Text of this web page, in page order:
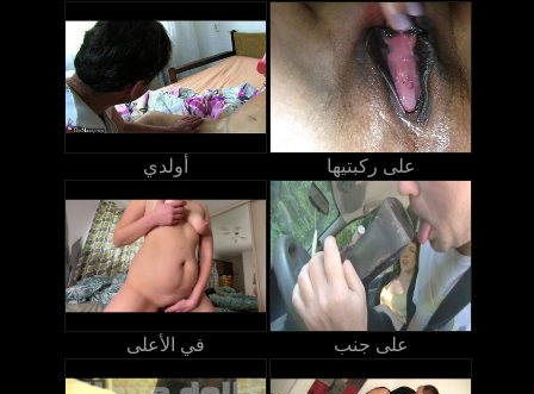
أولدي على ركبتيها
في الأعلى على جنب